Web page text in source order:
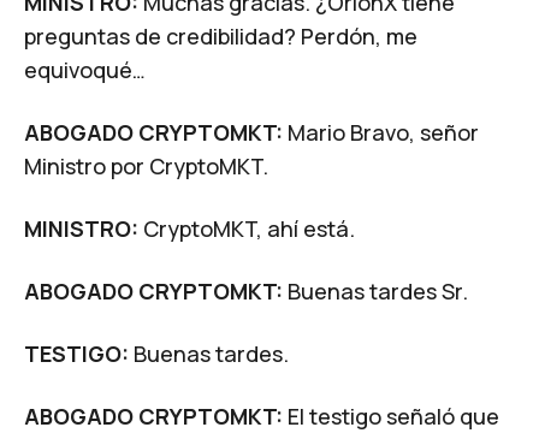
preguntas de credibilidad? Perdón, me
equivoqué…
ABOGADO CRYPTOMKT: Mario Bravo, señor
Ministro por CryptoMKT.
MINISTRO: CryptoMKT, ahí está.
ABOGADO CRYPTOMKT: Buenas tardes Sr.
TESTIGO: Buenas tardes.
ABOGADO CRYPTOMKT: El testigo señaló que